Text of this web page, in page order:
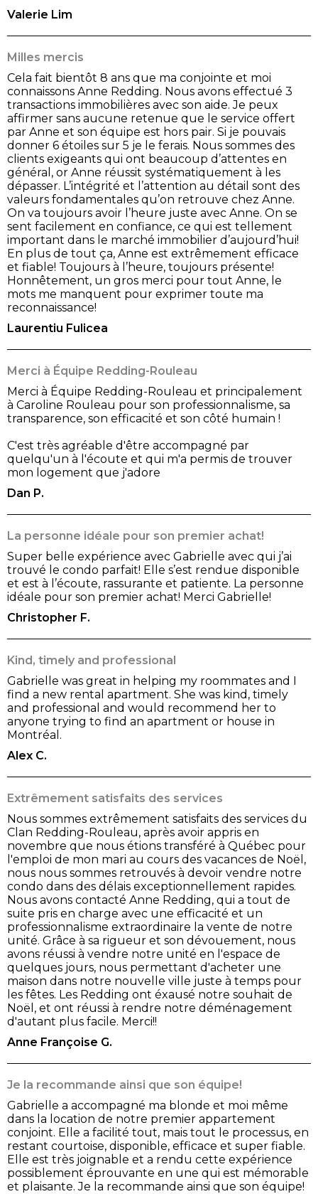
Valerie Lim
Milles mercis
Cela fait bientôt 8 ans que ma conjointe et moi
connaissons Anne Redding. Nous avons effectué 3
transactions immobilières avec son aide. Je peux
affirmer sans aucune retenue que le service offert
par Anne et son équipe est hors pair. Si je pouvais
donner 6 étoiles sur 5 je le ferais. Nous sommes des
clients exigeants qui ont beaucoup d’attentes en
général, or Anne réussit systématiquement à les
dépasser. L’intégrité et l’attention au détail sont des
valeurs fondamentales qu’on retrouve chez Anne.
On va toujours avoir l’heure juste avec Anne. On se
sent facilement en confiance, ce qui est tellement
important dans le marché immobilier d’aujourd’hui!
En plus de tout ça, Anne est extrêmement efficace
et fiable! Toujours à l’heure, toujours présente!
Honnêtement, un gros merci pour tout Anne, le
mots me manquent pour exprimer toute ma
reconnaissance!
Laurentiu Fulicea
Merci à Équipe Redding-Rouleau
Merci à Équipe Redding-Rouleau et principalement
à Caroline Rouleau pour son professionnalisme, sa
transparence, son efficacité et son côté humain !
C'est très agréable d'être accompagné par
quelqu'un à l'écoute et qui m'a permis de trouver
mon logement que j'adore
Dan P.
La personne idéale pour son premier achat!
Super belle expérience avec Gabrielle avec qui j’ai
trouvé le condo parfait! Elle s’est rendue disponible
et est à l’écoute, rassurante et patiente. La personne
idéale pour son premier achat! Merci Gabrielle!
Christopher F.
Kind, timely and professional
Gabrielle was great in helping my roommates and I
find a new rental apartment. She was kind, timely
and professional and would recommend her to
anyone trying to find an apartment or house in
Montréal.
Alex C.
Extrêmement satisfaits des services
Nous sommes extrêmement satisfaits des services du
Clan Redding-Rouleau, après avoir appris en
novembre que nous étions transféré à Québec pour
l'emploi de mon mari au cours des vacances de Noël,
nous nous sommes retrouvés à devoir vendre notre
condo dans des délais exceptionnellement rapides.
Nous avons contacté Anne Redding, qui a tout de
suite pris en charge avec une efficacité et un
professionnalisme extraordinaire la vente de notre
unité. Grâce à sa rigueur et son dévouement, nous
avons réussi à vendre notre unité en l'espace de
quelques jours, nous permettant d'acheter une
maison dans notre nouvelle ville juste à temps pour
les fêtes. Les Redding ont éxausé notre souhait de
Noël, et ont réussi à rendre notre déménagement
d'autant plus facile. Merci!!
Anne Françoise G.
Je la recommande ainsi que son équipe!
Gabrielle a accompagné ma blonde et moi même
dans la location de notre premier appartement
conjoint. Elle a facilité tout, mais tout le processus, en
restant courtoise, disponible, efficace et super fiable.
Elle est très joignable et a rendu cette expérience
possiblement éprouvante en une qui est mémorable
et plaisante. Je la recommande ainsi que son équipe!